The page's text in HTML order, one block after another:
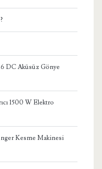
DC Aküsüz Gönye
1500 W Elektro
Kesme Makinesi